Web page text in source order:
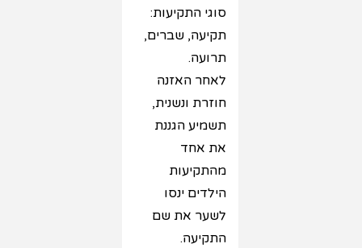
סוגי התקיעות:
תקיעה, שברים,
תרועה.
לאחר האזנה
חוזרת ונשנית,
תשמיע הגננת
את אחד
מהתקיעות
הילדים ינסו
לשער את שם
התקיעה.